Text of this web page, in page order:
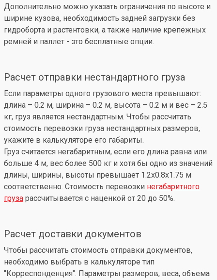
Дополнительно можно указать ограничения по высоте и
ширине кузова, необходимость задней загрузки без
гидроборта и растентовки, а также наличие крепёжных
ремней и паллет - это бесплатные опции.
Расчет отправки нестандартного груза
Если параметры одного грузового места превышают:
длина – 0.2 м, ширина – 0.2 м, высота – 0.2 м и вес – 2.5
кг, груз является нестандартным. Чтобы рассчитать
стоимость перевозки груза нестандартных размеров,
укажите в калькуляторе его габариты.
Груз считается негабаритным, если его длина равна или
больше 4 м, вес более 500 кг и хотя бы одно из значений
длины, ширины, высоты превышает 1.2x0.8x1.75 м
соответственно. Стоимость перевозки негабаритного
груза рассчитывается с наценкой от 20 до 50%.
Расчет доставки документов
Чтобы рассчитать стоимость отправки документов,
необходимо выбрать в калькуляторе тип
"Корреспонденция". Параметры размеров, веса, объема